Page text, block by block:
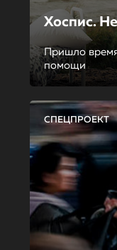
Хоспис.
Пришло
помощи
СПЕЦПРОЕКТ